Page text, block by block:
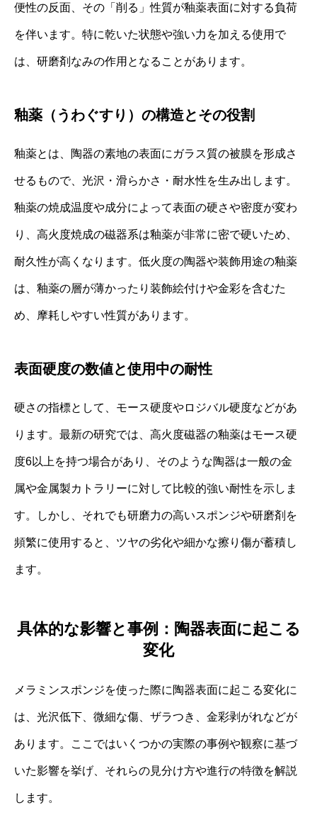
便性の反面、その「削る」性質が釉薬表面に対する負荷
を伴います。特に乾いた状態や強い力を加える使用で
は、研磨剤なみの作用となることがあります。
釉薬（うわぐすり）の構造とその役割
釉薬とは、陶器の素地の表面にガラス質の被膜を形成さ
せるもので、光沢・滑らかさ・耐水性を生み出します。
釉薬の焼成温度や成分によって表面の硬さや密度が変わ
り、高火度焼成の磁器系は釉薬が非常に密で硬いため、
耐久性が高くなります。低火度の陶器や装飾用途の釉薬
は、釉薬の層が薄かったり装飾絵付けや金彩を含むた
め、摩耗しやすい性質があります。
表面硬度の数値と使用中の耐性
硬さの指標として、モース硬度やロジバル硬度などがあ
ります。最新の研究では、高火度磁器の釉薬はモース硬
度6以上を持つ場合があり、そのような陶器は一般の金
属や金属製カトラリーに対して比較的強い耐性を示しま
す。しかし、それでも研磨力の高いスポンジや研磨剤を
頻繁に使用すると、ツヤの劣化や細かな擦り傷が蓄積し
ます。
具体的な影響と事例：陶器表面に起こる
変化
メラミンスポンジを使った際に陶器表面に起こる変化に
は、光沢低下、微細な傷、ザラつき、金彩剥がれなどが
あります。ここではいくつかの実際の事例や観察に基づ
いた影響を挙げ、それらの見分け方や進行の特徴を解説
します。